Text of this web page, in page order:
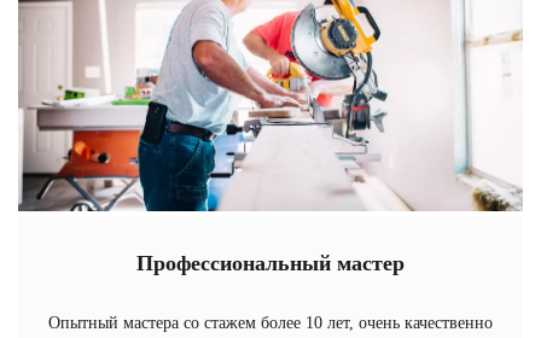
Профессиональный мастер
Опытный мастера со стажем более 10 лет, очень качественно